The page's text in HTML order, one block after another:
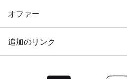
オファー
追加のリンク